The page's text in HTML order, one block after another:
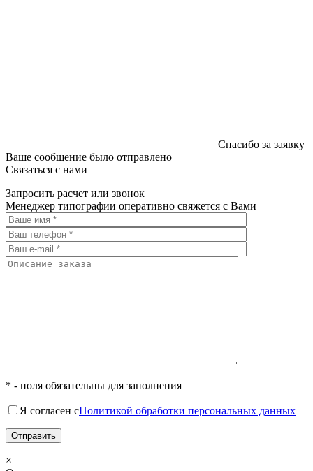
Спасибо за заявку
Ваше сообщение было отправлено
Связаться с нами
Запросить расчет или звонок
Менеджер типографии оперативно свяжется с Вами
* - поля обязательны для заполнения
Я согласен сПолитикой обработки персональных данных
×